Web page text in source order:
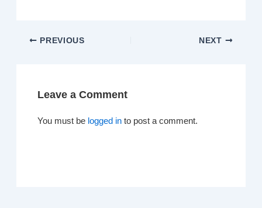
PREVIOUS NEXT
Leave a Comment
You must be logged in to post a comment.